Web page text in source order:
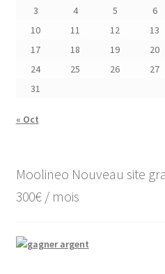
3
4 5 6
10
11 12 13
17
18 19 20
24
25 26 27
31
« Oct
Moolineo Nouveau site
300€ / mois